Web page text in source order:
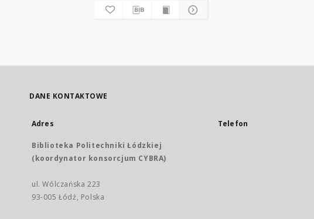
DANE KONTAKTOWE
Adres
Biblioteka Politechniki Łódzkiej
(koordynator konsorcjum CYBRA)
ul. Wólczańska 223
93-005 Łódź, Polska
Telefon